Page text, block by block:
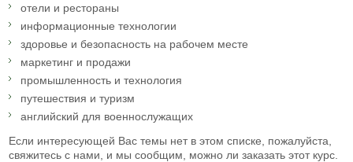
отели и рестораны
информационные технологии
здоровье и безопасность на рабочем месте
маркетинг и продажи
промышленность и технология
путешествия и туризм
английский для военнослужащих
Если интересующей Вас темы нет в этом списке, пожалуйста,
свяжитесь с нами, и мы сообщим, можно ли заказать этот курс.